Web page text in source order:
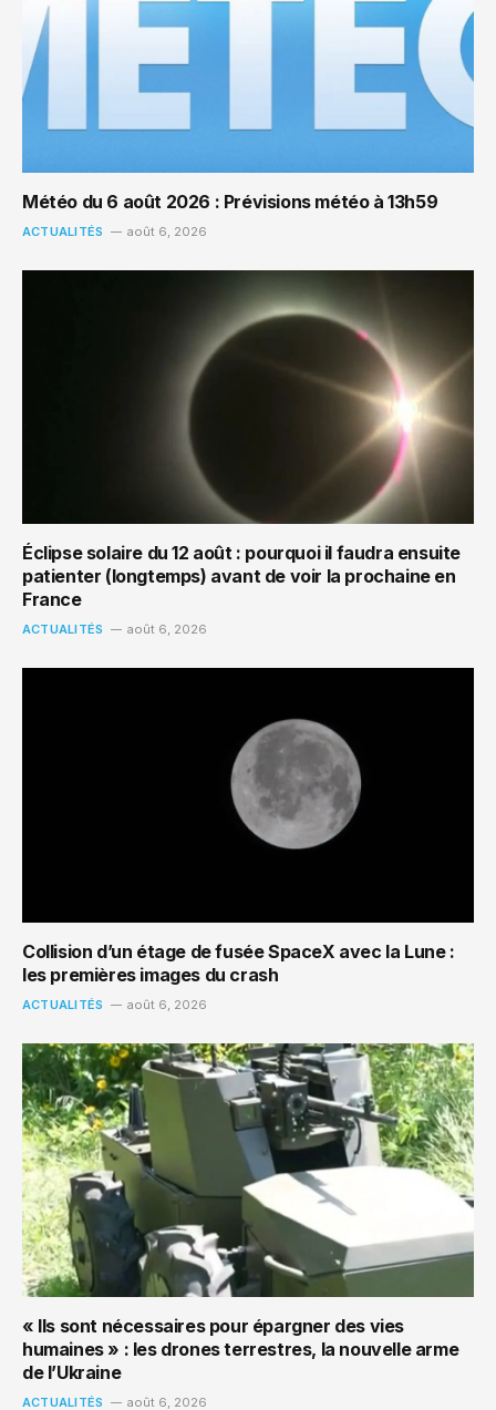
Météo du 6 août 2026 : Prévisions météo à 13h59
ACTUALITÉS août 6, 2026
Éclipse solaire du 12 août : pourquoi il faudra ensuite
patienter (longtemps) avant de voir la prochaine en
France
ACTUALITÉS août 6, 2026
Collision d’un étage de fusée SpaceX avec la Lune :
les premières images du crash
ACTUALITÉS août 6, 2026
« Ils sont nécessaires pour épargner des vies
humaines » : les drones terrestres, la nouvelle arme
de l’Ukraine
ACTUALITÉS août 6, 2026